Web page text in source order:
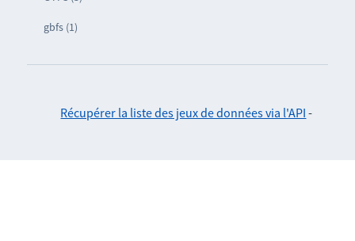
gbfs (1)
Récupérer la liste des jeux de données via l'API -